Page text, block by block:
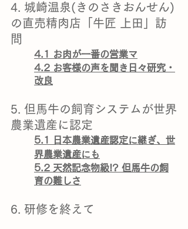
4. 城崎温泉(きのさきおんせん)
の直売精肉店「牛匠 上田」訪
問
4.1 お肉が一番の営業マ
4.2 お客様の声を聞き日々研究・
改良
5. 但馬牛の飼育システムが世界
農業遺産に認定
5.1 日本農業遺産認定に継ぎ、世
界農業遺産にも
5.2 天然記念物級!? 但馬牛の飼
育の難しさ
6. 研修を終えて